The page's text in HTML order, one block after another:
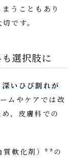
うこともあり
です。
選択肢に
深いひび割れが
ムやケアでは改
、皮膚科での
質軟化剤）**の